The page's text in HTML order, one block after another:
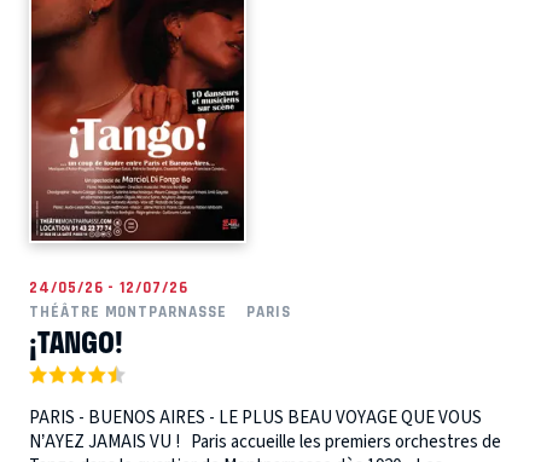
24/05/26 - 12/07/26
THÉÂTRE MONTPARNASSE
PARIS
¡TANGO!
PARIS - BUENOS AIRES - LE PLUS BEAU VOYAGE QUE VOUS
N’AYEZ JAMAIS VU ! Paris accueille les premiers orchestres de